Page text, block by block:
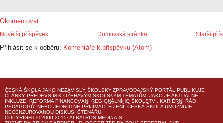
Okomentovat
Novější příspěvek Starší
Domovská stránka
Přihlásit se k odběru: Komentáře k příspěvku (Atom)
ČESKÁ ŠKOLA JAKO NEZÁVISLÝ ŠKOLSKÝ ZPRAVODAJSKÝ PORTÁL PUBLIKUJE
ČLÁNKY PŘEDEVŠÍM K OŽEHAVÝM ŠKOLSKÝM TÉMATŮM, JAKO JE AKTUÁLNĚ
INKLUZE, REFORMA FINANCOVÁNÍ REGIONÁLNÍHO ŠKOLSTVÍ, KARIÉRNÍ ŘÁD
PEDAGOGŮ, NEBO JEDNOTNÉ PŘIJÍMACÍ ŘÍZENÍ. ČESKÁ ŠKOLA UMOŽŇUJE
NECENZUROVANOU DISKUSI ČTENÁŘŮ.
COPYRIGHT © 2000-2015· ALBATROS MEDIA A.S.